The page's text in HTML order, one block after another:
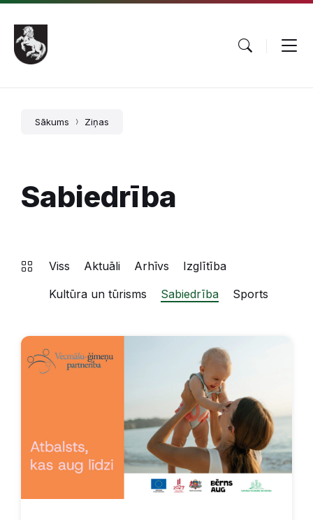
Pāriet
saturu
Skip
main
navigation
Skip
footer
Sākums Ziņas
Sabiedrība
Viss Aktuāli Arhīvs
Izglītība
Kultūra un tūrisms
Sabiedrība Sports